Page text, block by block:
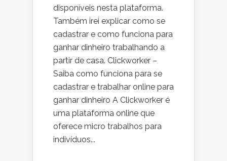
disponíveis nesta plataforma.
Também irei explicar como se
cadastrar e como funciona para
ganhar dinheiro trabalhando a
partir de casa. Clickworker –
Saiba como funciona para se
cadastrar e trabalhar online para
ganhar dinheiro A Clickworker é
uma plataforma online que
oferece micro trabalhos para
indivíduos...